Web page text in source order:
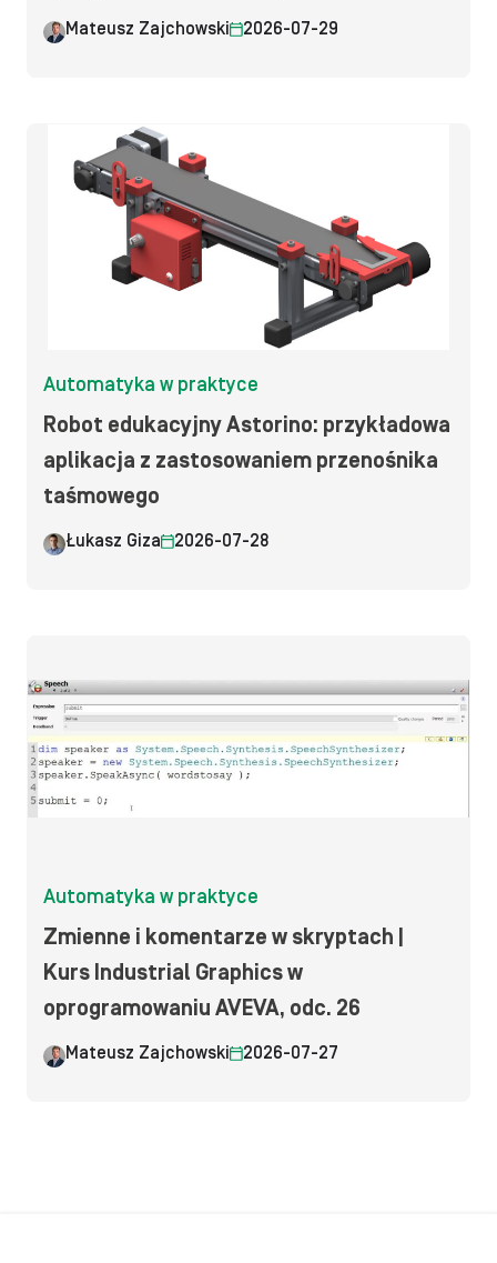
Mateusz Zajchowski 2026-07-29
Automatyka w praktyce
Robot edukacyjny Astorino: przykładowa
aplikacja z zastosowaniem przenośnika
taśmowego
Łukasz Giza 2026-07-28
Automatyka w praktyce
Zmienne i komentarze w skryptach |
Kurs Industrial Graphics w
oprogramowaniu AVEVA, odc. 26
Mateusz Zajchowski 2026-07-27